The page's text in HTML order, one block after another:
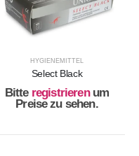
HYGIENEMITTEL
Select Black
Bitte registrieren um
Preise zu sehen.